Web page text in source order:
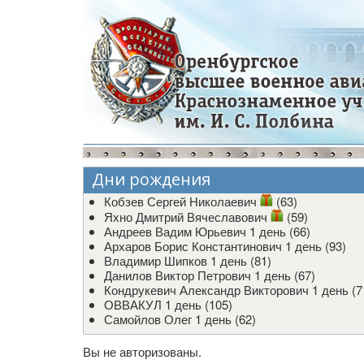
Дни рождения
Кобзев Сергей Николаевич
(63)
Яхно Дмитрий Вячеславович
(59)
Андреев Вадим Юрьевич 1 день (66)
Архаров Борис Константинович 1 день (93)
Владимир Шипков 1 день (81)
Данилов Виктор Петрович 1 день (67)
Кондрукевич Александр Викторович 1 день
ОВВАКУЛ 1 день (105)
Самойлов Олег 1 день (62)
Вы не авторизованы.